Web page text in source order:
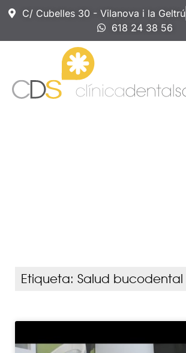
C/ Cubelles 30 - Vilanova i la Geltrú
618 24 38 56
Etiqueta: Salud bucodental